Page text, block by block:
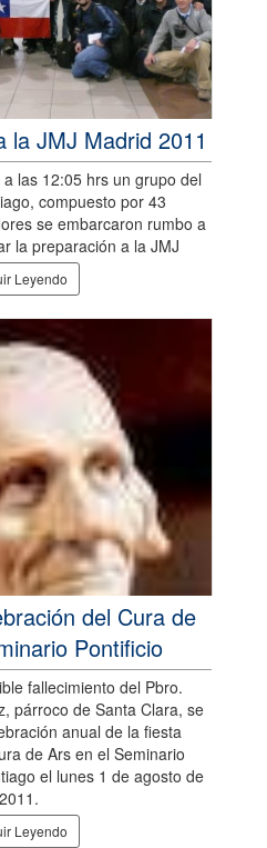
la JMJ Madrid 2011
las 12:05 hrs un grupo del
compuesto por 43
se embarcaron rumbo a
la preparación a la JMJ
Leyendo
del Cura de
Pontificio
fallecimiento del Pbro.
párroco de Santa Clara, se
anual de la fiesta
de Ars en el Seminario
el lunes 1 de agosto de
2011.
Leyendo